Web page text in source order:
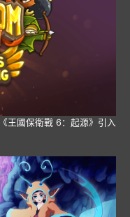
王國保衛戰 6：起源》引入